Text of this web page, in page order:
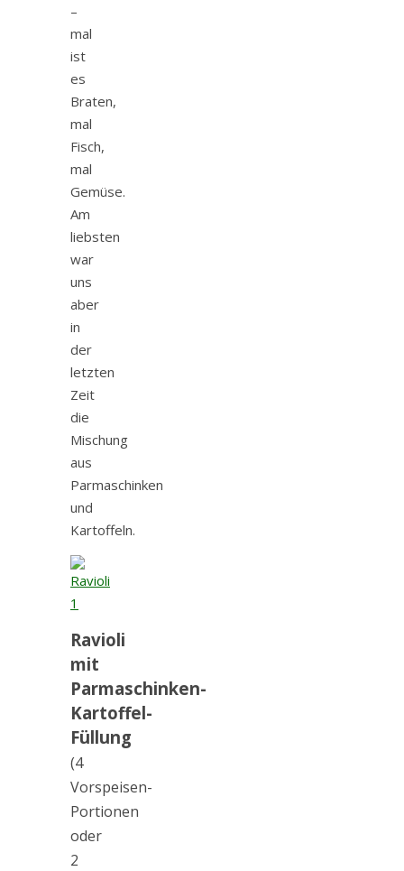
–
mal
ist
es
Braten,
mal
Fisch,
mal
Gemüse.
Am
liebsten
war
uns
aber
in
der
letzten
Zeit
die
Mischung
aus
Parmaschinken
und
Kartoffeln.
Ravioli
mit
Parmaschinken-
Kartoffel-
Füllung
(4
Vorspeisen-
Portionen
oder
2